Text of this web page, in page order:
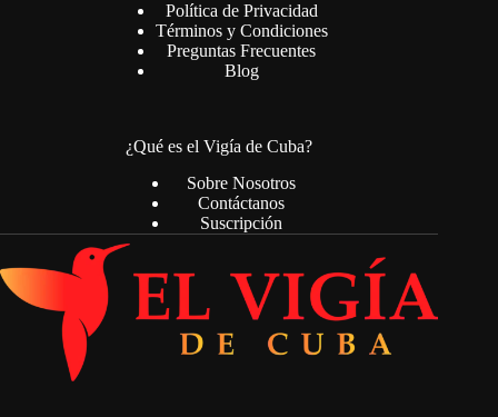
Política de Privacidad
Términos y Condiciones
Preguntas Frecuentes
Blog
¿Qué es el Vigía de Cuba?
Sobre Nosotros
Contáctanos
Suscripción